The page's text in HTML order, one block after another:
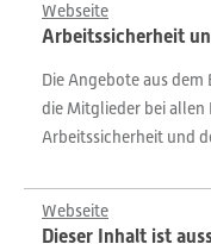
Webseite
Arbeitssicherheit
Die Angebote aus
die Mitglieder bei allen
Arbeitssicherheit und
Webseite
Dieser Inhalt ist